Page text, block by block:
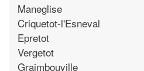
Maneglise
Criquetot-l'Esneval
Epretot
Vergetot
Graimbouville